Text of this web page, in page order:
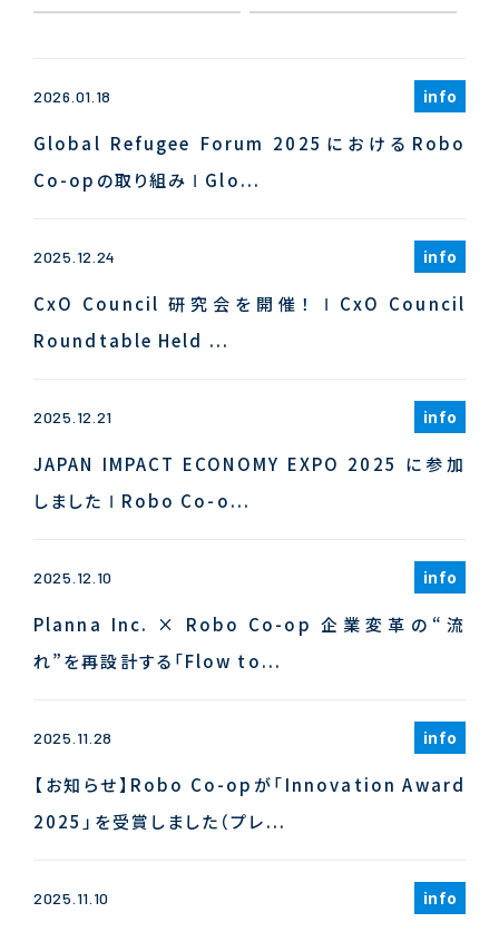
2026.01.18 info
Global Refugee Forum 2025におけるRobo
Co-opの取り組み Ι Glo...
2025.12.24 info
CxO Council 研究会を開催！ Ι CxO Council
Roundtable Held ...
2025.12.21 info
JAPAN IMPACT ECONOMY EXPO 2025 に参加
しました Ι Robo Co-o...
2025.12.10 info
Planna Inc. × Robo Co-op 企業変革の“流
れ”を再設計する「Flow to...
2025.11.28 info
【お知らせ】Robo Co-opが「Innovation Award
2025」を受賞しました（プレ...
2025.11.10 info